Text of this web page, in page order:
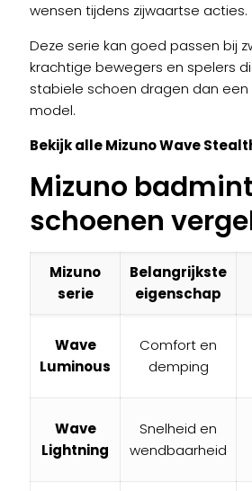
wensen tijdens zijwaartse acties.
Deze serie kan goed passen bij
krachtige bewegers en spelers
stabiele schoen dragen dan een
model.
Bekijk alle Mizuno Wave
Mizuno
schoenen
Mizuno
serie
Belangrijkste
eigenschap
Wave
Luminous
Comfort en
demping
Wave
Lightning
Snelheid en
wendbaarheid